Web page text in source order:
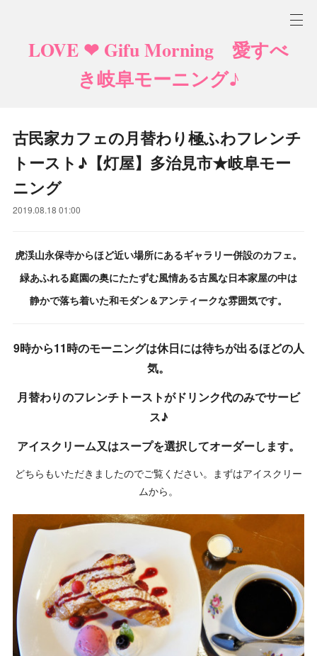
LOVE ❤ Gifu Morning 愛すべ
き岐阜モーニング♪
古民家カフェの月替わり極ふわフレンチ
トースト♪【灯屋】多治見市★岐阜モー
ニング
2019.08.18 01:00
虎渓山永保寺からほど近い場所にあるギャラリー併設のカフェ。
緑あふれる庭園の奥にたたずむ風情ある古風な日本家屋の中は
静かで落ち着いた和モダン＆アンティークな雰囲気です。
9時から11時のモーニングは休日には待ちが出るほどの人
気。
月替わりのフレンチトーストがドリンク代のみでサービ
ス♪
アイスクリーム又はスープを選択してオーダーします。
どちらもいただきましたのでご覧ください。まずはアイスクリー
ムから。